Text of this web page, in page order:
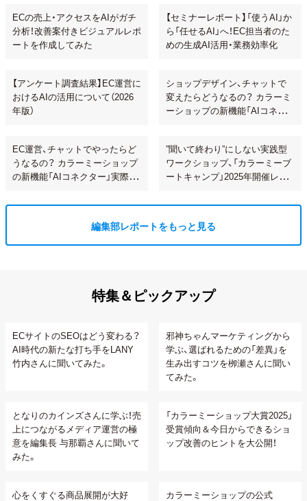
ECの売上・アクセスをAIがガチ
分析！改善案付きビジュアルレポ
ートを作成してみた
【セミナーレポート】「使うAI」か
ら「任せるAI」へ！EC担当者のた
めの生成AI活用・業務効率化
【アンケート調査結果】EC運営に
おけるAIの活用について（2026
年版）
ショップデザイン、チャットで
変えたらどうなるの？ カラーミ
ーショップの新機能「AIコネク
EC運営、チャットでやったらど
うなるの？ カラーミーショップ
の新機能「AIコネクター」実際に
”聞いて終わり”にしない実践型
ワークショップ、「カラーミーブ
ートキャンプ」2025年開催レポ
編集部レポートをもっと見る
特集＆ピックアップ
ECサイトのSEOはどう変わる？
AI時代の新たな打ち手をLANY
竹内さんに聞いてみた。
邪神ちゃんマーケティングから
学ぶ、選ばれるための「差異」を
生み出すコツを栁瀬さんに聞い
てみた。
となりのカインズさんに学ぶ！売
上につながるメディア運営の極
意を編集長 与那覇さんに聞いて
みた。
「カラーミーショップ大賞2025」
受賞傾向＆今日からできるショ
ップ改善のヒントを大公開！
心をくすぐる商品展開が大好
カラーミーショップの公式